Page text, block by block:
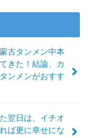
古タンメン中本
きた！結論、カ
ンメンがおすす
翌日は、イチオ
ば更に幸せにな